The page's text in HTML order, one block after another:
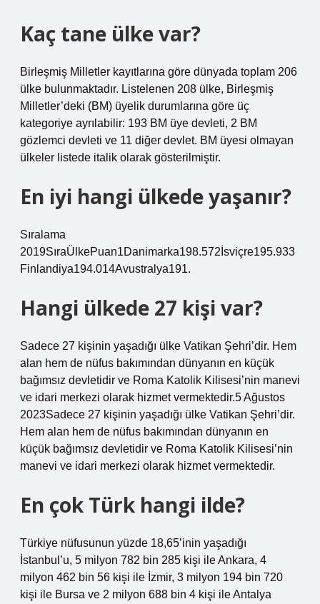
Kaç tane ülke var?
Birleşmiş Milletler kayıtlarına göre dünyada toplam 206
ülke bulunmaktadır. Listelenen 208 ülke, Birleşmiş
Milletler’deki (BM) üyelik durumlarına göre üç
kategoriye ayrılabilir: 193 BM üye devleti, 2 BM
gözlemci devleti ve 11 diğer devlet. BM üyesi olmayan
ülkeler listede italik olarak gösterilmiştir.
En iyi hangi ülkede yaşanır?
Sıralama
2019SıraÜlkePuan1Danimarka198.572İsviçre195.933
Finlandiya194.014Avustralya191.
Hangi ülkede 27 kişi var?
Sadece 27 kişinin yaşadığı ülke Vatikan Şehri’dir. Hem
alan hem de nüfus bakımından dünyanın en küçük
bağımsız devletidir ve Roma Katolik Kilisesi’nin manevi
ve idari merkezi olarak hizmet vermektedir.5 Ağustos
2023Sadece 27 kişinin yaşadığı ülke Vatikan Şehri’dir.
Hem alan hem de nüfus bakımından dünyanın en
küçük bağımsız devletidir ve Roma Katolik Kilisesi’nin
manevi ve idari merkezi olarak hizmet vermektedir.
En çok Türk hangi ilde?
Türkiye nüfusunun yüzde 18,65’inin yaşadığı
İstanbul’u, 5 milyon 782 bin 285 kişi ile Ankara, 4
milyon 462 bin 56 kişi ile İzmir, 3 milyon 194 bin 720
kişi ile Bursa ve 2 milyon 688 bin 4 kişi ile Antalya